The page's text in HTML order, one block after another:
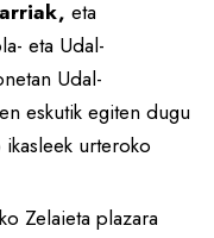
eta
eta Udal-
Udal-
eskutik egiten dugu
urteroko
Zelaieta plazara